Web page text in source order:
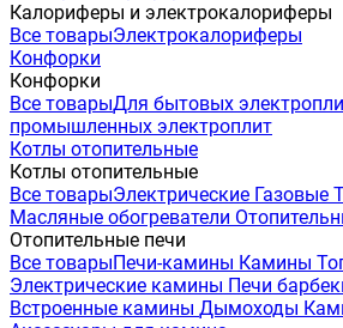
Калориферы и электрокалориферы
Все товарыЭлектрокалориферы
Конфорки
Конфорки
Все товарыДля бытовых
промышленных электроплит
Котлы отопительные
Котлы отопительные
Все товарыЭлектрические Газовые
Масляные обогреватели
Отопительные печи
Все товарыПечи-камины Камины
Электрические камины Печи
Встроенные камины Дымоходы